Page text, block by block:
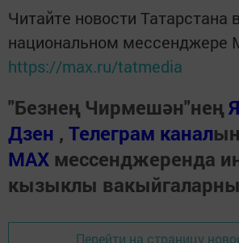
Читайте новости Татарстана в
национальном мессенджере
https://max.ru/tatmedia
"Безнең Чирмешән"нең
Дзен , Телеграм канал
МАХ мессенджеренда
кызыклы вакыйгаларны
Перейти на страницу